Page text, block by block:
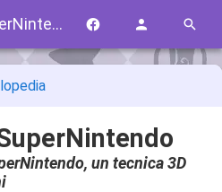
Il Mode 7 del SuperNintendo
un tecnica 3D